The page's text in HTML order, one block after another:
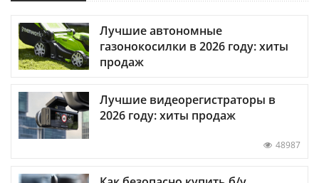
Лучшие автономные
газонокосилки в 2026 году: хиты
продаж
Лучшие видеорегистраторы в
2026 году: хиты продаж
48987